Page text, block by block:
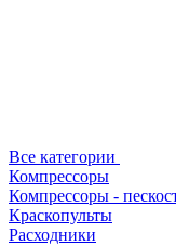
Все категории
Компрессоры
Компрессоры -
Краскопульты
Расходники